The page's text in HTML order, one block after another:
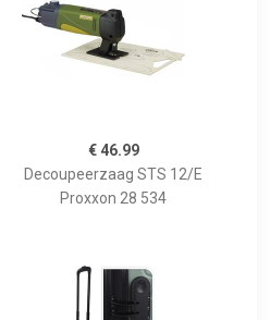
€ 46.99
Decoupeerzaag STS 12/E
Proxxon 28 534